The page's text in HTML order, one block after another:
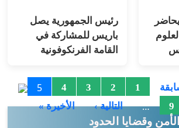
رئيس الجمهورية يصل
باريس للمشاركة في
القامة الفرنكوفونية
1
2
3
4
5
9
… التالية › الأخيرة »
الأمن وقضايا الحدود